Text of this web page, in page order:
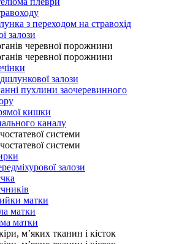
з переходом на стравохід
залози
черевної порожнини
черевної порожнини
залози
пухлини заочеревинного
кишки
каналу
системи
системи
залози
матки
матки
матки
м’яких тканин і кісток